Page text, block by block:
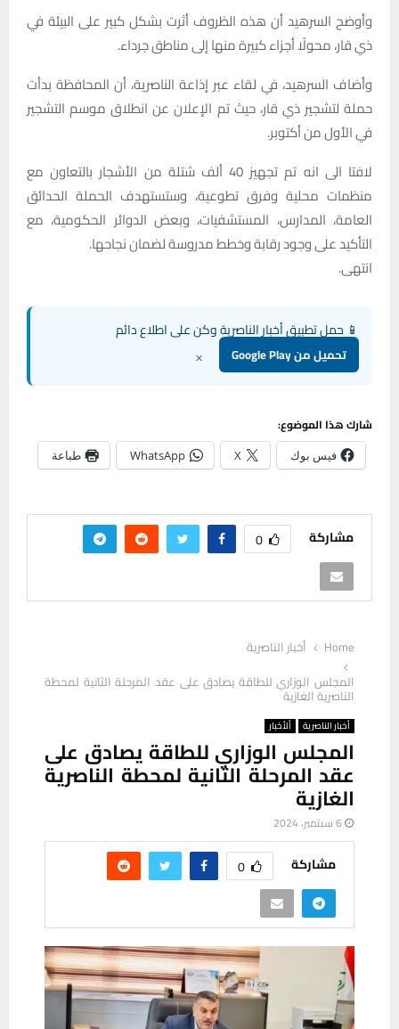
وأوضح السرهيد أن هذه الظروف أثرت بشكل كبير على البيئة في
ذي قار، محولًا أجزاء كبيرة منها إلى مناطق جرداء.
وأضاف السرهيد، في لقاء عبر إذاعة الناصرية، أن المحافظة بدأت
حملة لتشجير ذي قار، حيث تم الإعلان عن انطلاق موسم التشجير
في الأول من أكتوبر.
لافتا الى انه تم تجهيز 40 ألف شتلة من الأشجار بالتعاون مع
منظمات محلية وفرق تطوعية، وستستهدف الحملة الحدائق
العامة، المدارس، المستشفيات، وبعض الدوائر الحكومية، مع
التأكيد على وجود رقابة وخطط مدروسة لضمان نجاحها.
انتهى.
📱 حمل تطبيق أخبار الناصرية وكن على اطلاع دائم
تحميل من Google Play ×
شارك هذا الموضوع:
فيس بوك X
WhatsApp طباعة
مشاركة 0
Home
أخبار الناصرية
المجلس الوزاري للطاقة يصادق على عقد المرحلة الثانية لمحطة
الناصرية الغازية
أخبار الناصرية ألأخبار
المجلس الوزاري للطاقة يصادق على
عقد المرحلة الثانية لمحطة الناصرية
الغازية
6 سبتمبر، 2024
مشاركة 0